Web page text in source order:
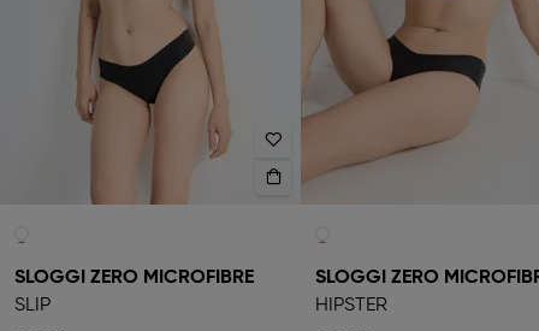
SLOGGI ZERO MICROFIBRE
SLIP
SLOGGI ZERO
HIPSTER